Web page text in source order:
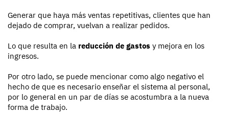
Generar que haya más ventas repetitivas, clientes que han
dejado de comprar, vuelvan a realizar pedidos.
Lo que resulta en la reducción de gastos y mejora en los
ingresos.
Por otro lado, se puede mencionar como algo negativo el
hecho de que es necesario enseñar el sistema al personal,
por lo general en un par de días se acostumbra a la nueva
forma de trabajo.